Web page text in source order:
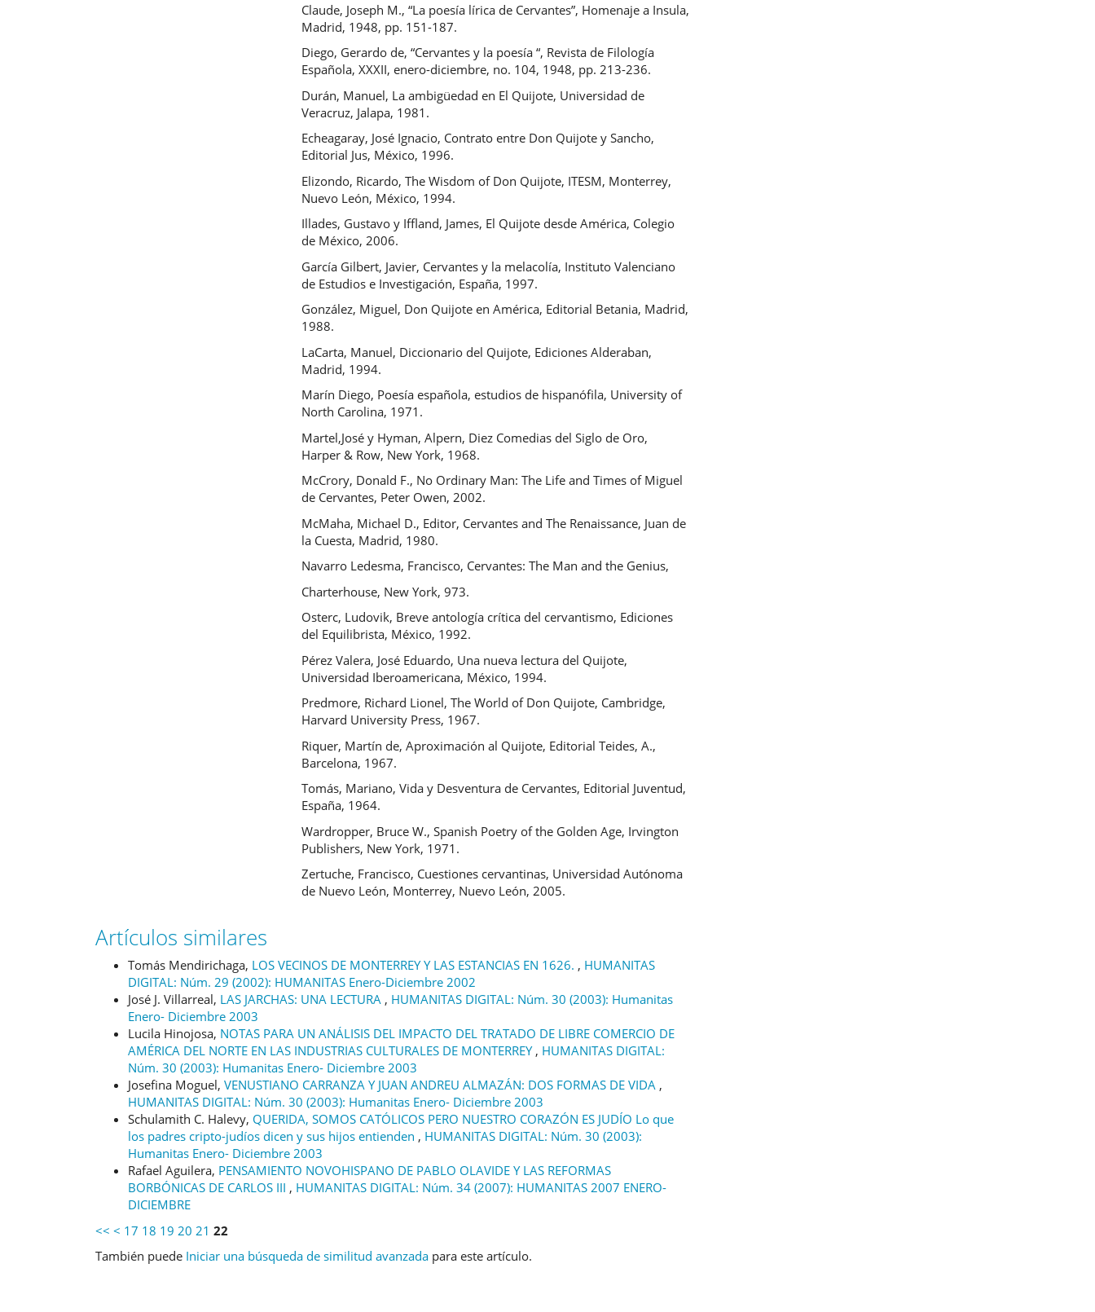
Claude, Joseph M., “La poesía lírica de Cervantes”, Homenaje a Insula,
Madrid, 1948, pp. 151-187.
Diego, Gerardo de, “Cervantes y la poesía “, Revista de Filología
Española, XXXII, enero-diciembre, no. 104, 1948, pp. 213-236.
Durán, Manuel, La ambigüedad en El Quijote, Universidad de
Veracruz, Jalapa, 1981.
Echeagaray, José Ignacio, Contrato entre Don Quijote y Sancho,
Editorial Jus, México, 1996.
Elizondo, Ricardo, The Wisdom of Don Quijote, ITESM, Monterrey,
Nuevo León, México, 1994.
Illades, Gustavo y Iffland, James, El Quijote desde América, Colegio
de México, 2006.
García Gilbert, Javier, Cervantes y la melacolía, Instituto Valenciano
de Estudios e Investigación, España, 1997.
González, Miguel, Don Quijote en América, Editorial Betania, Madrid,
1988.
LaCarta, Manuel, Diccionario del Quijote, Ediciones Alderaban,
Madrid, 1994.
Marín Diego, Poesía española, estudios de hispanófila, University of
North Carolina, 1971.
Martel,José y Hyman, Alpern, Diez Comedias del Siglo de Oro,
Harper & Row, New York, 1968.
McCrory, Donald F., No Ordinary Man: The Life and Times of Miguel
de Cervantes, Peter Owen, 2002.
McMaha, Michael D., Editor, Cervantes and The Renaissance, Juan de
la Cuesta, Madrid, 1980.
Navarro Ledesma, Francisco, Cervantes: The Man and the Genius,
Charterhouse, New York, 973.
Osterc, Ludovik, Breve antología crítica del cervantismo, Ediciones
del Equilibrista, México, 1992.
Pérez Valera, José Eduardo, Una nueva lectura del Quijote,
Universidad Iberoamericana, México, 1994.
Predmore, Richard Lionel, The World of Don Quijote, Cambridge,
Harvard University Press, 1967.
Riquer, Martín de, Aproximación al Quijote, Editorial Teides, A.,
Barcelona, 1967.
Tomás, Mariano, Vida y Desventura de Cervantes, Editorial Juventud,
España, 1964.
Wardropper, Bruce W., Spanish Poetry of the Golden Age, Irvington
Publishers, New York, 1971.
Zertuche, Francisco, Cuestiones cervantinas, Universidad Autónoma
de Nuevo León, Monterrey, Nuevo León, 2005.
Artículos similares
Tomás Mendirichaga, LOS VECINOS DE MONTERREY Y LAS ESTANCIAS EN 1626. , HUMANITAS
DIGITAL: Núm. 29 (2002): HUMANITAS Enero-Diciembre 2002
José J. Villarreal, LAS JARCHAS: UNA LECTURA , HUMANITAS DIGITAL: Núm. 30 (2003): Humanitas
Enero- Diciembre 2003
Lucila Hinojosa, NOTAS PARA UN ANÁLISIS DEL IMPACTO DEL TRATADO DE LIBRE COMERCIO DE
AMÉRICA DEL NORTE EN LAS INDUSTRIAS CULTURALES DE MONTERREY , HUMANITAS DIGITAL:
Núm. 30 (2003): Humanitas Enero- Diciembre 2003
Josefina Moguel, VENUSTIANO CARRANZA Y JUAN ANDREU ALMAZÁN: DOS FORMAS DE VIDA ,
HUMANITAS DIGITAL: Núm. 30 (2003): Humanitas Enero- Diciembre 2003
Schulamith C. Halevy, QUERIDA, SOMOS CATÓLICOS PERO NUESTRO CORAZÓN ES JUDÍO Lo que
los padres cripto-judíos dicen y sus hijos entienden , HUMANITAS DIGITAL: Núm. 30 (2003):
Humanitas Enero- Diciembre 2003
Rafael Aguilera, PENSAMIENTO NOVOHISPANO DE PABLO OLAVIDE Y LAS REFORMAS
BORBÓNICAS DE CARLOS III , HUMANITAS DIGITAL: Núm. 34 (2007): HUMANITAS 2007 ENERO-
DICIEMBRE
<< < 17 18 19 20 21 22
También puede Iniciar una búsqueda de similitud avanzada para este artículo.